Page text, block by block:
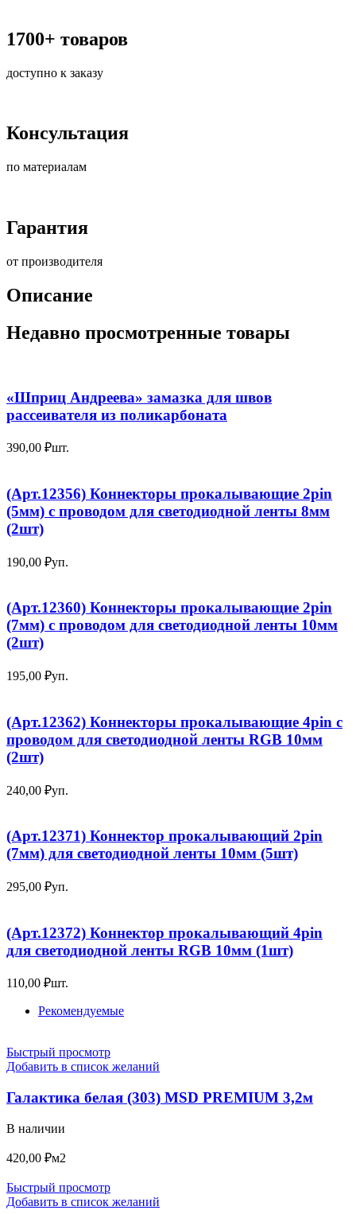
1700+ товаров
доступно к заказу
Консультация
по материалам
Гарантия
от производителя
Описание
Недавно просмотренные товары
«Шприц Андреева» замазка для швов
рассеивателя из поликарбоната
390,00 ₽шт.
(Арт.12356) Коннекторы прокалывающие 2pin
(5мм) с проводом для светодиодной ленты 8мм
(2шт)
190,00 ₽уп.
(Арт.12360) Коннекторы прокалывающие 2pin
(7мм) с проводом для светодиодной ленты 10мм
(2шт)
195,00 ₽уп.
(Арт.12362) Коннекторы прокалывающие 4pin с
проводом для светодиодной ленты RGB 10мм
(2шт)
240,00 ₽уп.
(Арт.12371) Коннектор прокалывающий 2pin
(7мм) для светодиодной ленты 10мм (5шт)
295,00 ₽уп.
(Арт.12372) Коннектор прокалывающий 4pin
для светодиодной ленты RGB 10мм (1шт)
110,00 ₽шт.
Рекомендуемые
Быстрый просмотр
Добавить в список желаний
Галактика белая (303) MSD PREMIUM 3,2м
В наличии
420,00 ₽м2
Быстрый просмотр
Добавить в список желаний